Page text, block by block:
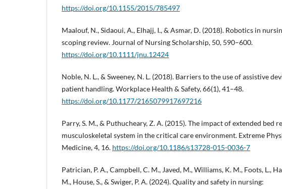
https://doi.org/10.1155/2015/785497
Maalouf, N., Sidaoui, A., Elhajj, I., & Asmar, D. (2018). Robotics in
scoping review. Journal of Nursing Scholarship, 50, 590–600.
https://doi.org/10.1111/jnu.12424
Noble, N. L., & Sweeney, N. L. (2018). Barriers to the use of assistive
patient handling. Workplace Health & Safety, 66(1), 41–48.
https://doi.org/10.1177/2165079917697216
Parry, S. M., & Puthucheary, Z. A. (2015). The impact of extended bed
musculoskeletal system in the critical care environment. Extreme
Medicine, 4, 16. https://doi.org/10.1186/s13728-015-0036-7
Patrician, P. A., Campbell, C. M., Javed, M., Williams, K. M., Foots, L.,
M., House, S., & Swiger, P. A. (2024). Quality and safety in nursing: